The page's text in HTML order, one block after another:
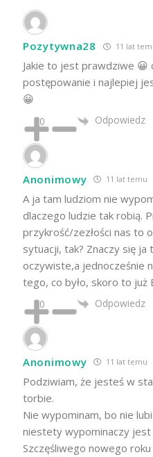
Pozytywna28 11 lat
Jakie to jest prawdziwe 😀
postępowanie i najlepiej
😀
0 Odpowiedz
Anonimowy 11 lat temu
A ja tam ludziom nie
dlaczego ludzie tak robią.
przykrość/zezłości nas to
sytuacji, tak? Znaczy się
oczywiste,a jednocześnie
tego, co było, skoro to już
0 Odpowiedz
Anonimowy 11 lat temu
Podziwiam, że jesteś w
torbie.
Nie wypominam, bo nie
niestety wypominaczy jest
Szczęśliwego nowego